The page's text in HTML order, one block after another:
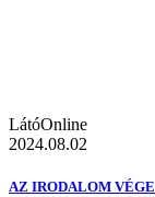
LátóOnline
2024.08.02
AZ IRODALOM VÉGE